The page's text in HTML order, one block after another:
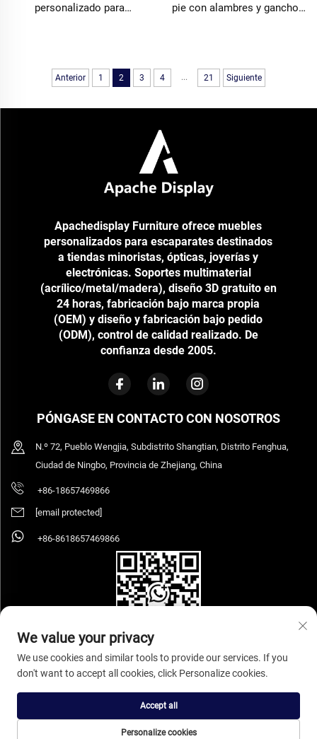
personalizado para
productos gourmet y
aperitivos, accesorio para
pie con alambres y ganchos
supermercados
Anterior 1 2 3 4 ... 21 Siguiente
Apachedisplay Furniture ofrece muebles
personalizados para escaparates destinados
a tiendas minoristas, ópticas, joyerías y
electrónicas. Soportes multimaterial
(acrílico/metal/madera), diseño 3D gratuito en
24 horas, fabricación bajo marca propia
(OEM) y diseño y fabricación bajo pedido
(ODM), control de calidad realizado. De
confianza desde 2005.
PÓNGASE EN CONTACTO CON NOSOTROS
N.º 72, Pueblo Wengjia, Subdistrito Shangtian, Distrito Fenghua,
Ciudad de Ningbo, Provincia de Zhejiang, China
+86-18657469866
[email protected]
+86-8618657469866
Copyright © 2026 Ningbo Sihooz Furniture Industry And Trade Co., Ltd. Todos
los derechos reservados. Política de privacidad
We value your privacy
We use cookies and similar tools to provide our services. If you
don't want to accept all cookies, click Personalize cookies.
Personalize cookies
Accept all